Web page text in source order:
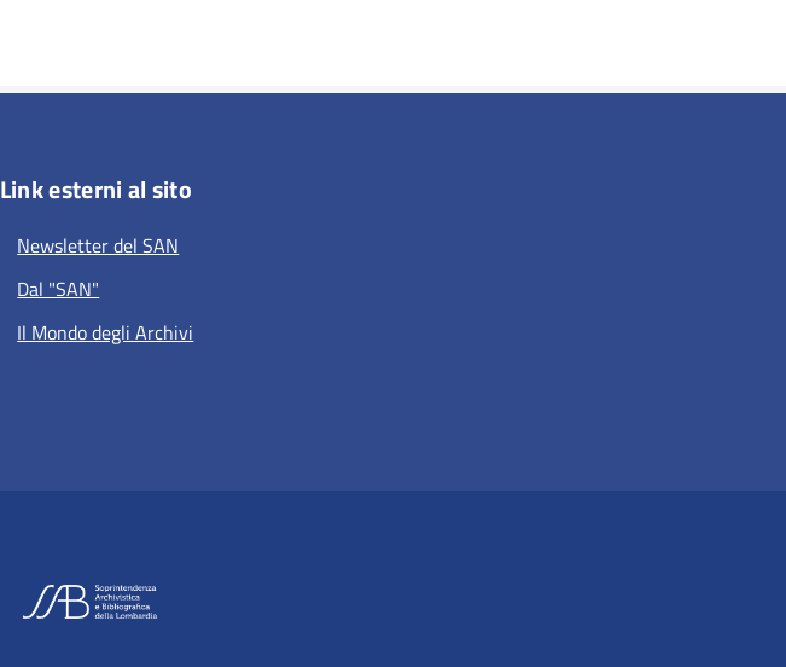
Link esterni al sito
Newsletter del SAN
Dal "SAN"
Il Mondo degli Archivi